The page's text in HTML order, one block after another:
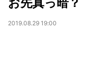
2019.08.29 19:00